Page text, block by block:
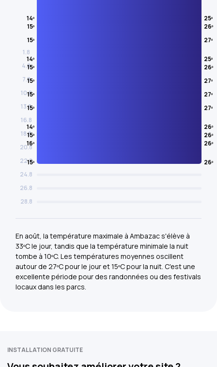
14º 25º
1.8
15º 26º
4.8
15º 27º
7.8
14º 25º
10.8
15º 26º
13.8
15º 27º
16.8
15º 27º
18.8
15º 27º
20.8
14º 26º
22.8
15º 26º
24.8
16º 26º
26.8
15º 26º
28.8
En août, la température maximale à Ambazac s'élève à
33ºC le jour, tandis que la température minimale la nuit
tombe à 10ºC. Les températures moyennes oscillent
autour de 27ºC pour le jour et 15ºC pour la nuit. C'est une
excellente période pour des randonnées ou des festivals
locaux dans les parcs.
INSTALLATION GRATUITE